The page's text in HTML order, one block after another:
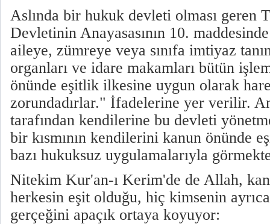
Aslında bir hukuk devleti olması geren
Devletinin Anayasasının 10.
aileye, zümreye veya sınıfa imtiyaz
organları ve idare makamları bütün
önünde eşitlik ilkesine uygun olarak
zorundadırlar." İfadelerine yer verilir.
tarafından kendilerine bu devleti
bir kısmının kendilerini kanun önünde
bazı hukuksuz uygulamalarıyla
Nitekim Kur'an-ı Kerim'de de Allah,
herkesin eşit olduğu, hiç kimsenin
gerçeğini apaçık ortaya koyuyor: